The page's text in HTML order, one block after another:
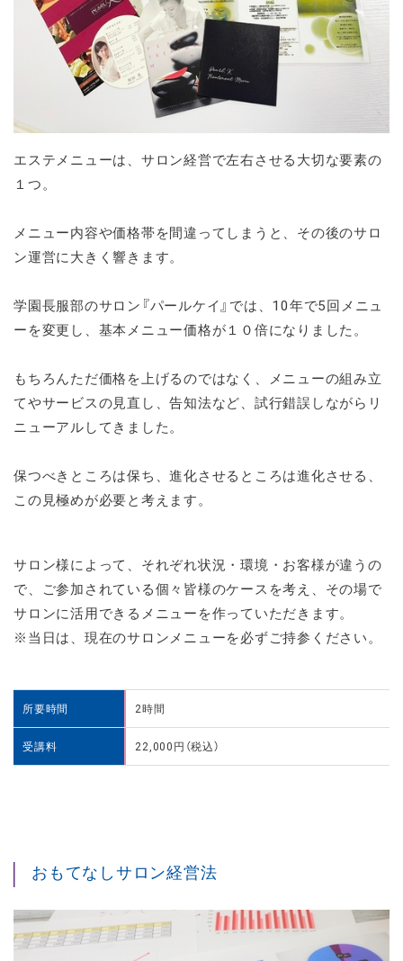
エステメニューは、サロン経営で左右させる大切な要素の
１つ。
メニュー内容や価格帯を間違ってしまうと、その後のサロ
ン運営に大きく響きます。
学園長服部のサロン『パールケイ』では、10年で5回メニュ
ーを変更し、基本メニュー価格が１０倍になりました。
もちろんただ価格を上げるのではなく、メニューの組み立
てやサービスの見直し、告知法など、試行錯誤しながらリ
ニューアルしてきました。
保つべきところは保ち、進化させるところは進化させる、
この見極めが必要と考えます。
サロン様によって、それぞれ状況・環境・お客様が違うの
で、ご参加されている個々皆様のケースを考え、その場で
サロンに活用できるメニューを作っていただきます。
※当日は、現在のサロンメニューを必ずご持参ください。
所要時間 2時間
受講料 22,000円（税込）
おもてなしサロン経営法